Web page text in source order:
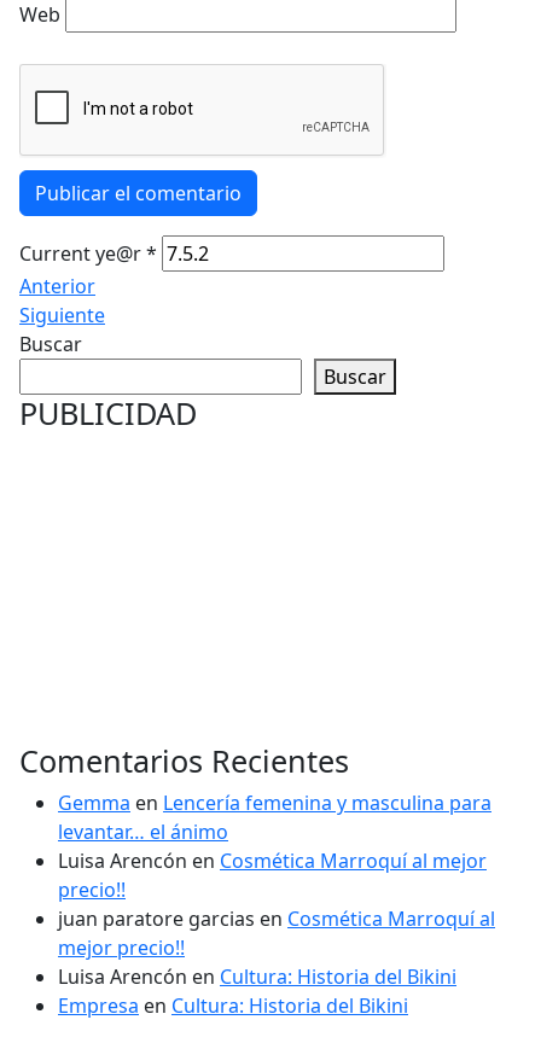
Web
Publicar el comentario
Current ye@r*
Anterior
Siguiente
Buscar
Buscar
PUBLICIDAD
Comentarios Recientes
Gemma en Lencería femenina y masculina para
levantar… el ánimo
Luisa Arencón en Cosmética Marroquí al mejor
precio!!
juan paratore garcias en Cosmética Marroquí al
mejor precio!!
Luisa Arencón en Cultura: Historia del Bikini
Empresa en Cultura: Historia del Bikini